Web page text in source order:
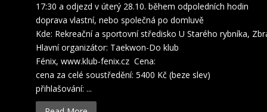
17:30 a odjezd v úterý 28.10. během odpoledních hodin
doprava vlastní, nebo společná po domluvě
Kde: Rekreační a sportovní středisko U Starého rybníka,
Hlavní organizátor: Taekwon-Do klub
Fénix, www.klub-fenix.cz Cena:
cena za celé soustředění: 5400 Kč (beze slev)
přihlašování: ...